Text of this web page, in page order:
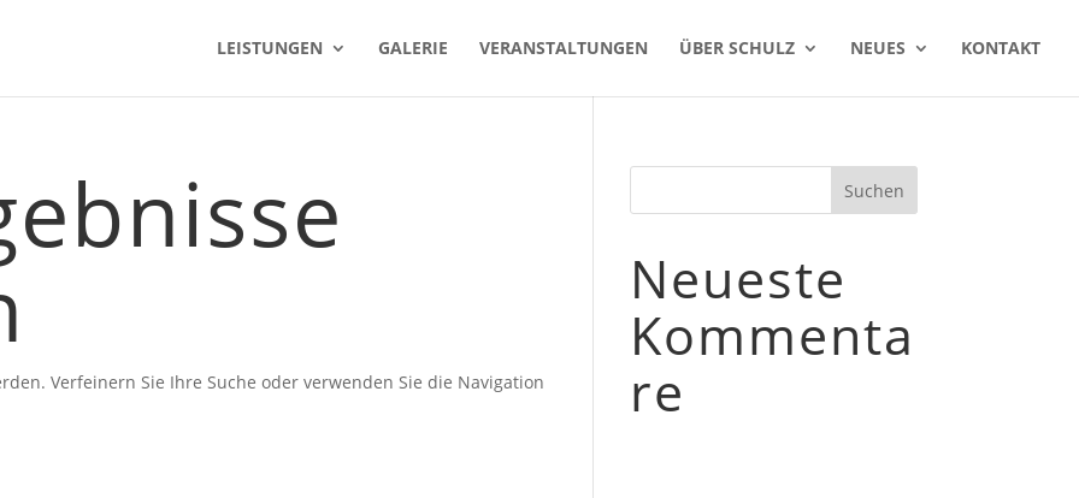
LEISTUNGEN GALERIE VERANSTALTUNGEN ÜBER SCHULZ NEUES KONTAKT
Verfeinern Sie Ihre Suche oder verwenden Sie die Navigation
Neueste
Kommenta
re